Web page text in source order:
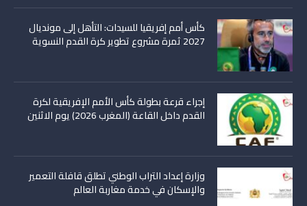
كأس أمم إفريقيا للسيدات: التأهل إلى مونديال
2027 ثمرة مشروع تطوير كرة القدم النسوية
إجراء قرعة بطولة كأس الأمم الإفريقية لكرة
القدم داخل القاعة (المغرب 2026) يوم الاثنين
وزارة إعداد التراب الوطني تطلق قافلة التعمير
والإسكان في خدمة مغاربة العالم